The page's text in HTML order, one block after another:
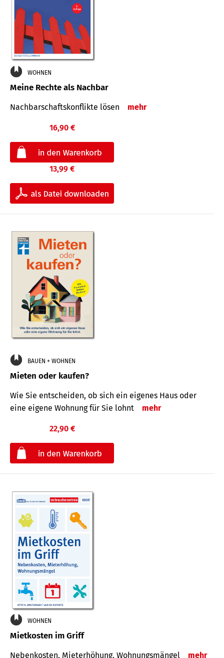
WOHNEN
Meine Rechte als Nachbar
Nach­bar­schafts­konflikte lösen mehr
16,90 €
13,99 €
BAUEN + WOHNEN
Mieten oder kaufen?
Wie Sie entscheiden, ob sich ein eigenes Haus oder
eine eigene Wohnung für Sie lohnt
mehr
22,90 €
WOHNEN
Mietkosten im Griff
Nebenkosten, Mieterhöhung, Wohnungsmängel mehr